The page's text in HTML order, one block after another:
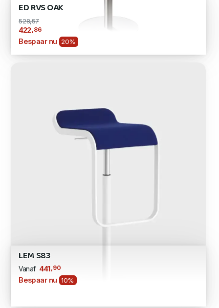
ED RVS OAK
528,57
422 ,86
Bespaar nu 20%
LEM S83
Vanaf 441,90
Bespaar nu 10%